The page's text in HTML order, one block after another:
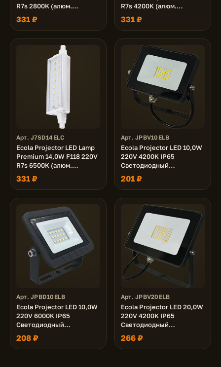
R7s 2800K (алюм.
радиатор) 118x20x32
331 ₽
R7s 4200K (алюм.
радиатор) 118x20x32
331 ₽
Арт. J7SD14ELC
Ecola Projector LED Lamp
Premium 14,0W F118 220V
R7s 6500K (алюм.
радиатор) 118x20x32
331 ₽
Арт. JPBV10ELB
Ecola Projector LED 10,0W
220V 4200K IP65
Светодиодный
Прожектор тонкий
Черный 72x56x21
201 ₽
Арт. JPBD10ELB
Ecola Projector LED 10,0W
220V 6000K IP65
Светодиодный
Прожектор тонкий
Черный 100x80x30
208 ₽
Арт. JPBV20ELB
Ecola Projector LED 20,0W
220V 4200K IP65
Светодиодный
Прожектор тонкий
Черный 125x95x30
266 ₽